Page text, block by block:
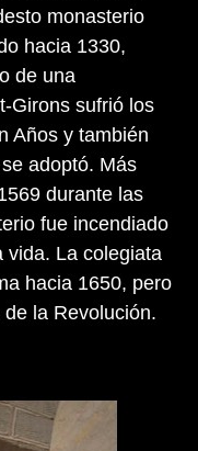
monasterio
hacia 1330,
de una
Girons sufrió los
Años y también
adoptó. Más
durante las
fue incendiado
vida. La colegiata
hacia 1650, pero
la Revolución.